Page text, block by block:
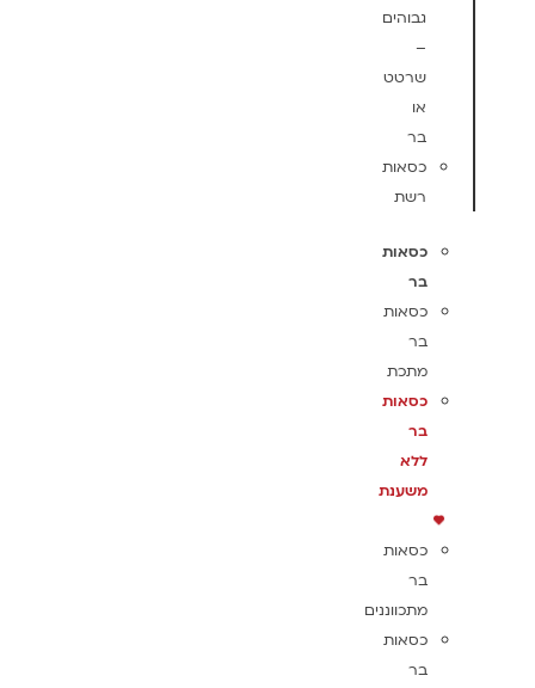
גבוהים
–
שרטט
או
בר
כסאות
רשת
כסאות
בר
כסאות
בר
מתכת
כסאות
בר
ללא
משענת
כסאות
בר
מתכווננים
כסאות
בר